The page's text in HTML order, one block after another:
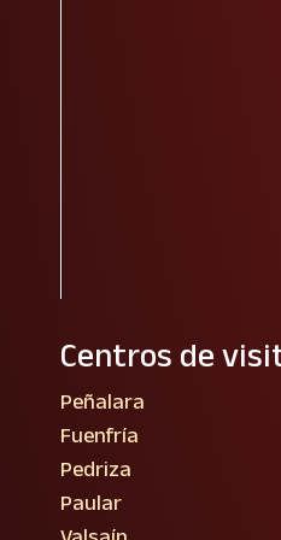
Centros de
Peñalara
Fuenfría
Pedriza
Paular